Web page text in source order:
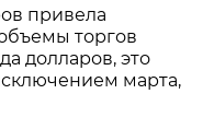
привела
торгов
долларов, это
марта,